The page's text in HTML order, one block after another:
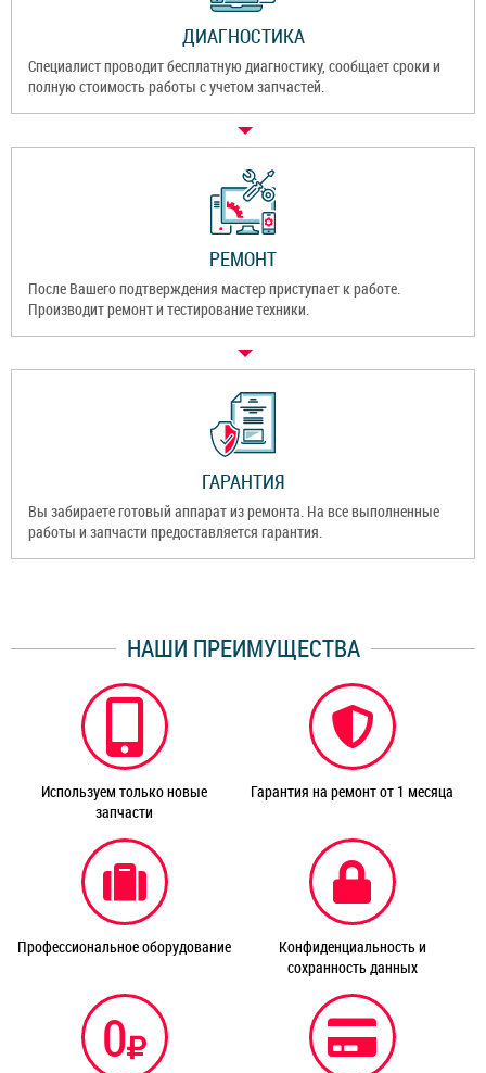
ДИАГНОСТИКА
Специалист проводит бесплатную диагностику, сообщает сроки и
полную стоимость работы с учетом запчастей.
РЕМОНТ
После Вашего подтверждения мастер приступает к работе.
Производит ремонт и тестирование техники.
ГАРАНТИЯ
Вы забираете готовый аппарат из ремонта. На все выполненные
работы и запчасти предоставляется гарантия.
НАШИ ПРЕИМУЩЕСТВА
Используем только новые
запчасти
Гарантия на ремонт от 1 месяца
Профессиональное оборудование
Конфиденциальность и
сохранность данных
0